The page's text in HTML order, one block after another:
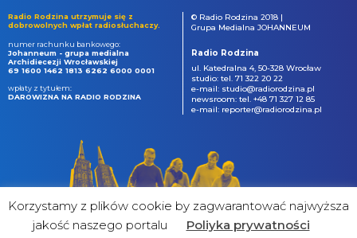
Radio Rodzina utrzymuje się z
dobrowolnych wpłat radiosłuchaczy.
numer rachunku bankowego:
Johanneum - grupa medialna
Archidiecezji Wrocławskiej
69 1600 1462 1813 6262 6000 0001
wpłaty z tytułem:
DAROWIZNA NA RADIO RODZINA
© Radio Rodzina 2018 |
Grupa Medialna JOHANNEUM
Radio Rodzina
ul. Katedralna 4, 50-328 Wrocław
studio: tel. 71 322 20 22
e-mail: studio@radiorodzina.pl
newsroom: tel. +48 71 327 12 85
e-mail: reporter@radiorodzina.pl
Korzystamy z plików cookie by zagwarantować najwyższa
jakość naszego portalu
Poliyka prywatności